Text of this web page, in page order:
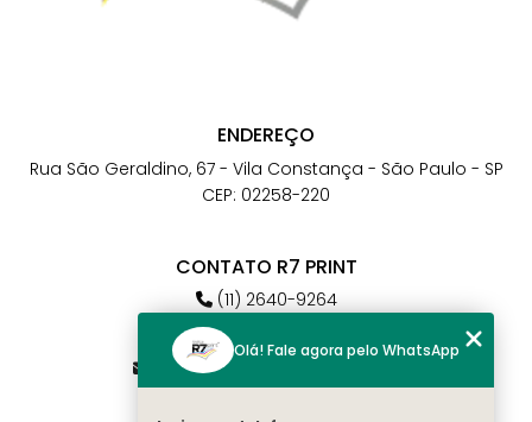
ENDEREÇO
Rua São Geraldino, 67 - Vila Constança - São Paulo - SP
CEP: 02258-220
CONTATO R7 PRINT
(11) 2640-9264
(11) 98784-6664
atendimento@r7print.com.br
Olá! Fale agora pelo WhatsApp